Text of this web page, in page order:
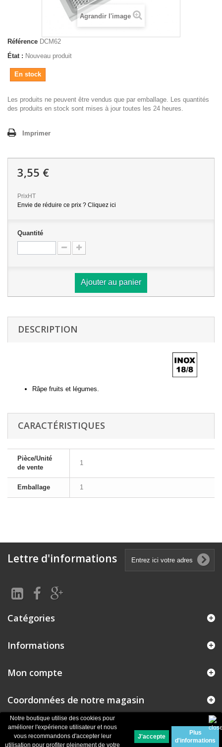
Notre boutique utilise des cookies pour
améliorer l'expérience utilisateur et nous
vous recommandons d'accepter leur
utilisation pour profiter pleinement de votre
Plus
d'informations
Agrandir l'image
Référence DCM62
État : Nouveau produit
En stock
Les produits ne peuvent être vendus que par emballage. Les quantités
des produits en stock sont mises à jour toutes les 24 heures.
Imprimer
3,55 €
PrixHT
Envie de réduire ce prix ? Cliquez ici
Quantité
Ajouter au panier
DESCRIPTION
Râpe fruits et légumes.
CARACTÉRISTIQUES
Pièce/Unité
de vente
1
Emballage 1
Lettre d'informations
Catégories
Informations
© 2026Logiciel e-commerce par PrestaShop™
Mon compte
Coordonnées de notre magasin